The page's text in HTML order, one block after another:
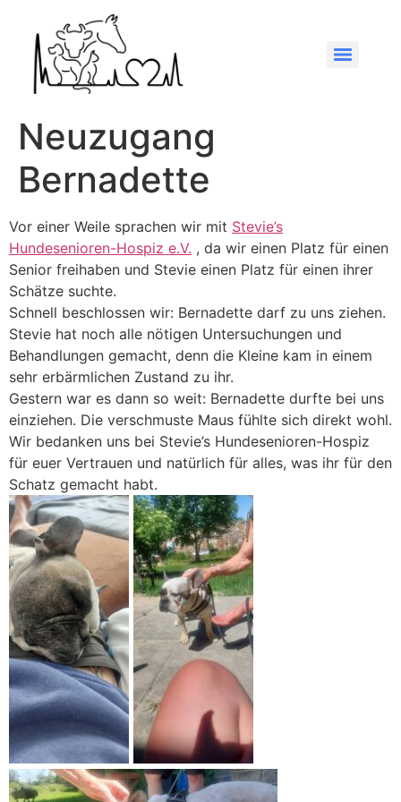
Neuzugang
Bernadette
Vor einer Weile sprachen wir mit Stevie’s
Hundesenioren-Hospiz e.V. , da wir einen Platz für einen
Senior freihaben und Stevie einen Platz für einen ihrer
Schätze suchte.
Schnell beschlossen wir: Bernadette darf zu uns ziehen.
Stevie hat noch alle nötigen Untersuchungen und
Behandlungen gemacht, denn die Kleine kam in einem
sehr erbärmlichen Zustand zu ihr.
Gestern war es dann so weit: Bernadette durfte bei uns
einziehen. Die verschmuste Maus fühlte sich direkt wohl.
Wir bedanken uns bei Stevie’s Hundesenioren-Hospiz
für euer Vertrauen und natürlich für alles, was ihr für den
Schatz gemacht habt.